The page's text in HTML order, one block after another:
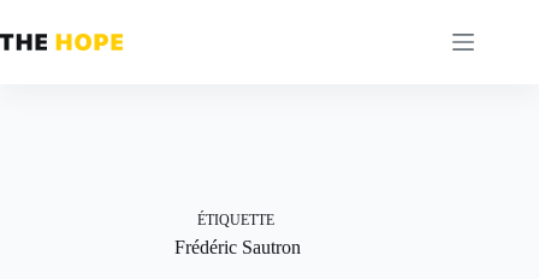
au
contenu
ÉTIQUETTE
Frédéric Sautron